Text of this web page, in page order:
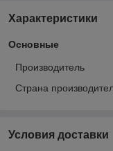
Характеристики
Основные
Производитель
Страна
Условия доставки